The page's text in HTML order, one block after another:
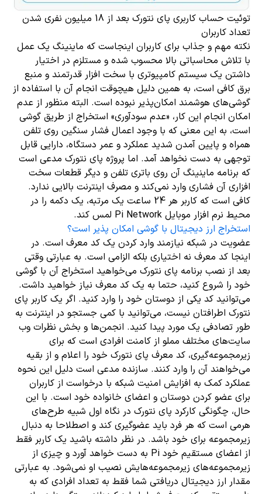
توئیت حساب کاربری پای نتورک بعد از 18 میلیون نفری شدن
تعداد کاربران
نکته مهم و جذاب برای کاربران اینجاست که ماینینگ یک عمل
با تلاش محاسباتی بالا محسوب شده و مستلزم در اختیار
داشتن یک سیستم کامپیوتری با سخت افزار قدرتمند و منبع
برق کافی است، به همین دلیل هیچوقت انجام آن با استفاده از
گوشی‌های هوشمند امکان‌پذیر نبوده است. البته منظور از عدم
امکان انجام این کار، «عدم سودآوری» استخراج از طریق گوشی
است، به این معنی که با وجود اعمال فشار سنگین روی تلفن
همراه و پایین آمدن شدید عملکرد و عمر دستگاه، دارایی قابل
توجهی به دست نخواهد آمد. اما پروژه پای نتورک مدعی است
که برنامه ماینینگ آن روی باتری تلفن و دیگر قطعات سخت
افزاری آن فشاری وارد نمی‌کند و مصرف اینترنت بالایی ندارد.
کافی است که کاربر هر 24 ساعت یک مرتبه، یک دکمه را در
محیط نرم افزار موبایل Pi Network لمس کند.
استخراج ارز دیجیتال با گوشی امکان پذیر است؟
عضویت در شبکه نیازمند وارد کردن یک کد معرف است. در
اینجا کد معرف نه اختیاری بلکه الزامی است. به عبارتی وقتی
بعد از نصب برنامه پای نتورک می‌خواهید استخراج آن با گوشی
خود را شروع کنید، حتما به یک کد معرف نیاز خواهید داشت.
می‌توانید کد یکی از دوستان خود را وارد کنید. اگر یک کاربر پای
نتورک اطرافتان نیست، می‌توانید با کمی جستجو در اینترنت به
طور تصادفی یک مورد پیدا کنید. انجمن‌ها و بخش نظرات وب
سایت‌های مختلف مملو از کامنت افرادی است که برای
زیرمجموعه‌گیری، کد معرف پای نتورک خود را اعلام و از بقیه
می‌خواهند آن را وارد کنند. سازنده مدعی است دلیل این نحوه
عملکرد کمک به افزایش امنیت شبکه با درخواست از کاربران
برای عضو کردن دوستان و اعضای خانواده خود است. با این
حال، چگونگی کارکرد پای نتورک در نگاه اول شبیه طرح‌های
هرمی است که هر فرد باید عضو‌گیری کند و اصطلاحا به دنبال
زیرمجموعه برای خود باشد. در نظر داشته باشید یک کاربر فقط
از اعضای مستقیم خود Pi به دست خواهد آورد و چیزی از
زیرمجموعه‌های زیرمجموعه‌هایش نصیب او نمی‌شود. به عبارتی
مقدار ارز دیجیتال دریافتی شما فقط به تعداد افرادی که به